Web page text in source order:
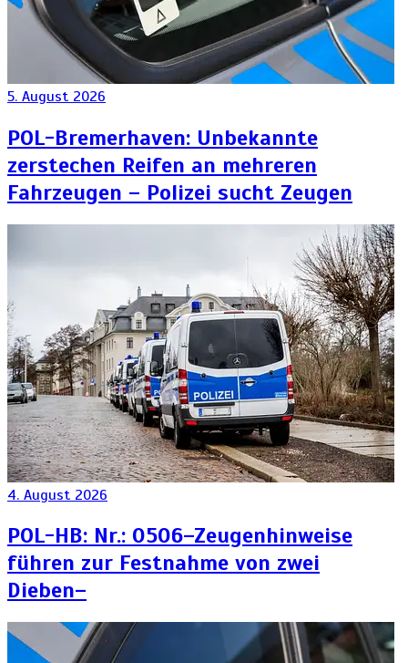
5. August 2026
POL-Bremerhaven: Unbekannte
zerstechen Reifen an mehreren
Fahrzeugen – Polizei sucht Zeugen
4. August 2026
POL-HB: Nr.: 0506–Zeugenhinweise
führen zur Festnahme von zwei
Dieben–